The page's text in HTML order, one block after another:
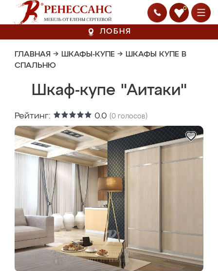
0
ЛОБНЯ
ГЛАВНАЯ → ШКАФЫ-КУПЕ → ШКАФЫ КУПЕ В
СПАЛЬНЮ
Шкаф-купе "Аитаки"
Рейтинг: 0.0 (0 голосов)